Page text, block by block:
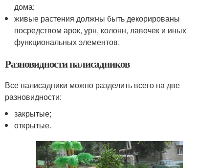
дома;
живые растения должны быть декорированы
посредством арок, урн, колонн, лавочек и иных
функциональных элементов.
Разновидности палисадников
Все палисадники можно разделить всего на две
разновидности:
закрытые;
открытые.